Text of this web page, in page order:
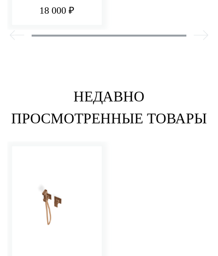
РАКОВИНЫ/ДУША
18 000 ₽
НЕДАВНО
ПРОСМОТРЕННЫЕ ТОВАРЫ